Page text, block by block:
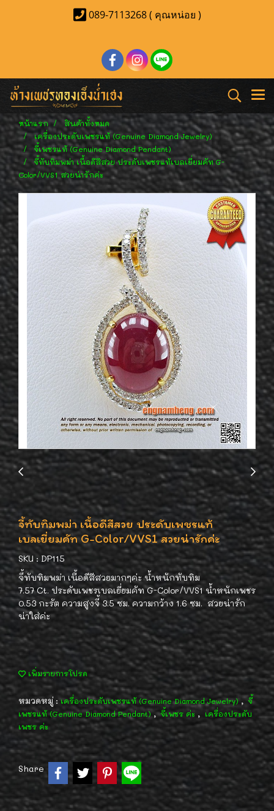
089-7113268 ( คุณหน่อย )
หน้าแรก
สินค้าทั้งหมด
เครื่องประดับเพชรแท้ (Genuine Diamond Jewelry)
จี้เพชรแท้ (Genuine Diamond Pendant)
จี้ทับทิมพม่า เนื้อดีสีสวย ประดับเพชรแท้เบลเยี่ยมคัท G-
Color/VVS1 สวยน่ารักค่ะ
จี้ทับทิมพม่า เนื้อดีสีสวย ประดับเพชรแท้
เบลเยี่ยมคัท G-Color/VVS1 สวยน่ารักค่ะ
SKU : DP115
จี้ทับทิมพม่า เนื้อดีสีสวยมากๆค่ะ น้ำหนักทับทิม
7.57 Ct. ประดับเพชรเบลเยี่ยมคัท G-Color/VVS1 น้ำหนักเพชร
0.53 กะรัต ความสูงจี้ 3.5 ซม. ความกว้าง 1.6 ซม. สวยน่ารัก
น่าใส่ค่ะ
เพิ่มรายการโปรด
หมวดหมู่ :เครื่องประดับเพชรแท้ (Genuine Diamond Jewelry) , จี้
เพชรแท้ (Genuine Diamond Pendant), จี้เพชร ค่ะ , เครื่องประดับ
เพชร ค่ะ
Share